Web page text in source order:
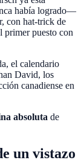
había logrado—
con hat-trick de
primer puesto con
el calendario
David, los
canadiense en
absoluta de
un vistazo